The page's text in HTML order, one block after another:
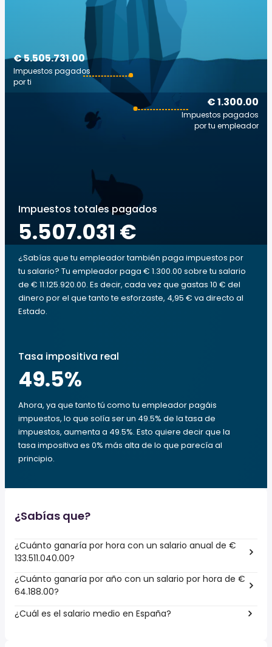
€ 1.300.00
Impuestos pagados
por tu empleador
€ 5.505.731.00
Impuestos pagados
por ti
Impuestos totales pagados
5.507.031 €
¿Sabías que tu empleador también paga impuestos por
tu salario? Tu empleador paga € 1.300.00 sobre tu salario
de € 11.125.920.00. Es decir, cada vez que gastas 10 € del
dinero por el que tanto te esforzaste, 4,95 € va directo al
Estado.
Tasa impositiva real
49.5%
Ahora, ya que tanto tú como tu empleador pagáis
impuestos, lo que solía ser un 49.5% de la tasa de
impuestos, aumenta a 49.5%. Esto quiere decir que la
tasa impositiva es 0% más alta de lo que parecía al
principio.
¿Sabías que?
¿Cuánto ganaría por hora con un salario anual de €
133.511.040.00?
¿Cuánto ganaría por año con un salario por hora de €
64.188.00?
¿Cuál es el salario medio en España?